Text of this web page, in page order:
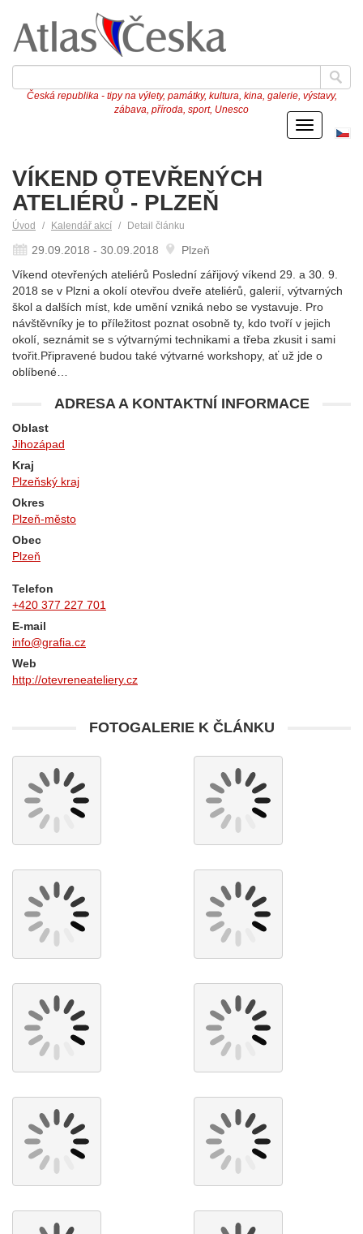
Česká republika - tipy na výlety, památky, kultura, kina, galerie, výstavy,
zábava, příroda, sport, Unesco
Menu
VÍKEND OTEVŘENÝCH
ATELIÉRŮ - PLZEŇ
Úvod Kalendář akcí Detail článku
29.09.2018 - 30.09.2018
Plzeň
Víkend otevřených ateliérů Poslední zářijový víkend 29. a 30. 9.
2018 se v Plzni a okolí otevřou dveře ateliérů, galerií, výtvarných
škol a dalších míst, kde umění vzniká nebo se vystavuje. Pro
návštěvníky je to příležitost poznat osobně ty, kdo tvoří v jejich
okolí, seznámit se s výtvarnými technikami a třeba zkusit i sami
tvořit.Připravené budou také výtvarné workshopy, ať už jde o
oblíbené…
ADRESA A KONTAKTNÍ INFORMACE
Oblast
Jihozápad
Kraj
Plzeňský kraj
Okres
Plzeň-město
Obec
Plzeň
Telefon
+420 377 227 701
E-mail
info@grafia.cz
Web
http://otevreneateliery.cz
FOTOGALERIE K ČLÁNKU